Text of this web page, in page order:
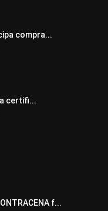
compra...
certifi...
f...